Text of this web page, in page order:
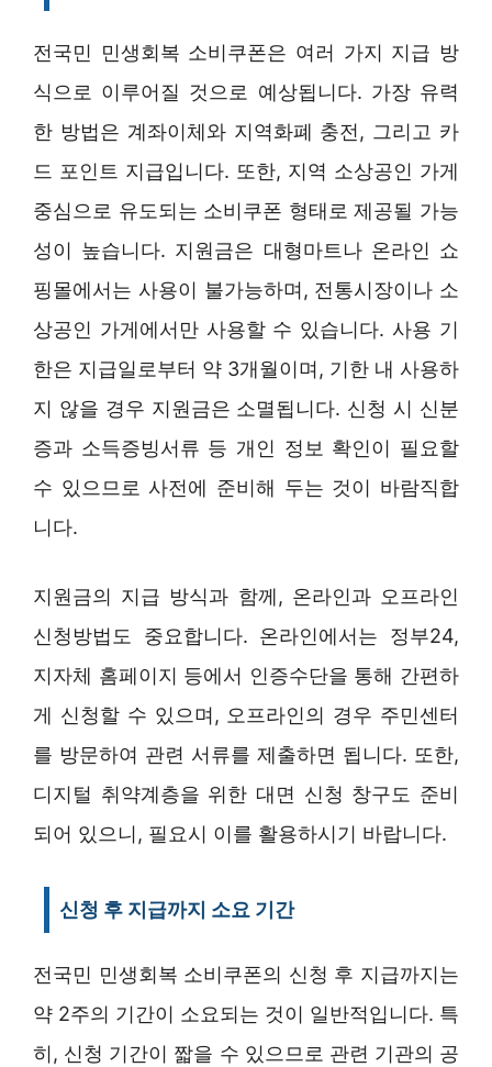
전국민 민생회복 소비쿠폰은 여러 가지 지급 방
식으로 이루어질 것으로 예상됩니다. 가장 유력
한 방법은 계좌이체와 지역화폐 충전, 그리고 카
드 포인트 지급입니다. 또한, 지역 소상공인 가게
중심으로 유도되는 소비쿠폰 형태로 제공될 가능
성이 높습니다. 지원금은 대형마트나 온라인 쇼
핑몰에서는 사용이 불가능하며, 전통시장이나 소
상공인 가게에서만 사용할 수 있습니다. 사용 기
한은 지급일로부터 약 3개월이며, 기한 내 사용하
지 않을 경우 지원금은 소멸됩니다. 신청 시 신분
증과 소득증빙서류 등 개인 정보 확인이 필요할
수 있으므로 사전에 준비해 두는 것이 바람직합
니다.
지원금의 지급 방식과 함께, 온라인과 오프라인
신청방법도 중요합니다. 온라인에서는 정부24,
지자체 홈페이지 등에서 인증수단을 통해 간편하
게 신청할 수 있으며, 오프라인의 경우 주민센터
를 방문하여 관련 서류를 제출하면 됩니다. 또한,
디지털 취약계층을 위한 대면 신청 창구도 준비
되어 있으니, 필요시 이를 활용하시기 바랍니다.
신청 후 지급까지 소요 기간
전국민 민생회복 소비쿠폰의 신청 후 지급까지는
약 2주의 기간이 소요되는 것이 일반적입니다. 특
히, 신청 기간이 짧을 수 있으므로 관련 기관의 공